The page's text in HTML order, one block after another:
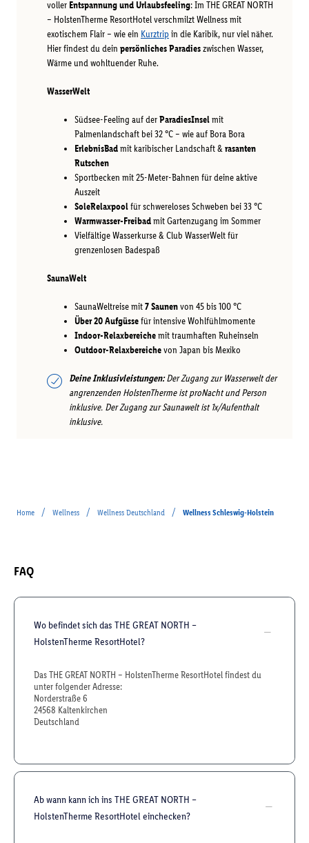
voller Entspannung und Urlaubsfeeling: Im THE GREAT NORTH
– HolstenTherme ResortHotel verschmilzt Wellness mit
exotischem Flair – wie ein Kurztripin die Karibik, nur viel näher.
Hier findest du dein persönliches Paradieszwischen Wasser,
Wärme und wohltuender Ruhe.
WasserWelt
Südsee-Feeling auf derParadiesInselmit
Palmenlandschaft bei 32 °C – wie auf Bora Bora
ErlebnisBadmit karibischer Landschaft &rasanten
Rutschen
Sportbecken mit 25-Meter-Bahnen für deine aktive
Auszeit
SoleRelaxpoolfür schwereloses Schweben bei 33 °C
Warmwasser-Freibadmit Gartenzugang im Sommer
Vielfältige Wasserkurse & Club WasserWelt für
grenzenlosen Badespaß
SaunaWelt
SaunaWeltreise mit7 Saunenvon 45 bis 100 °C
Über 20 Aufgüssefür intensive Wohlfühlmomente
Indoor-Relaxbereichemit traumhaften Ruheinseln
Outdoor-Relaxbereichevon Japan bis Mexiko
Deine Inklusivleistungen:Der Zugang zur Wasserwelt der
angrenzenden HolstenTherme ist proNacht und Person
inklusive. Der Zugang zur Saunawelt ist 1x/Aufenthalt
inklusive.
Home / Wellness / Wellness Deutschland / Wellness Schleswig-Holstein
FAQ
Wo befindet sich das THE GREAT NORTH –
HolstenTherme ResortHotel?
Das THE GREAT NORTH – HolstenTherme ResortHotel findest du
unter folgender Adresse:
Norderstraße 6
24568 Kaltenkirchen
Deutschland
Ab wann kann ich ins THE GREAT NORTH –
HolstenTherme ResortHotel einchecken?